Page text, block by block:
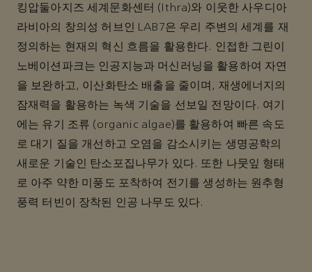
킹압둘아지즈 세계문화센터 (Ithra)와 이웃한 사우디아
라비아의 창의성 허브인 LAB7은 우리 주변의 세계를 재
정의하는 현재의 혁신 흐름을 활용한다. 인접한 그린이
노베이션파크는 인공지능과 머신러닝을 활용하여 자연
을 보완하고, 이산화탄소 배출을 줄이며, 재생에너지의
잠재력을 활용하는 녹색 기술을 선보일 전망이다. 여기
에는 유기 조류 (organic algae)를 활용하여 빠른 속도
로 대기 질을 개선하고 오염을 감소시키는 생명공학의
새로운 기술인 탄소포집나무가 있다. 또한 나뭇잎 형태
로 아주 약한 미풍도 포착하여 전기를 생성하는 원추형
풍력 터빈이 장착된 인공 나무도 있다.